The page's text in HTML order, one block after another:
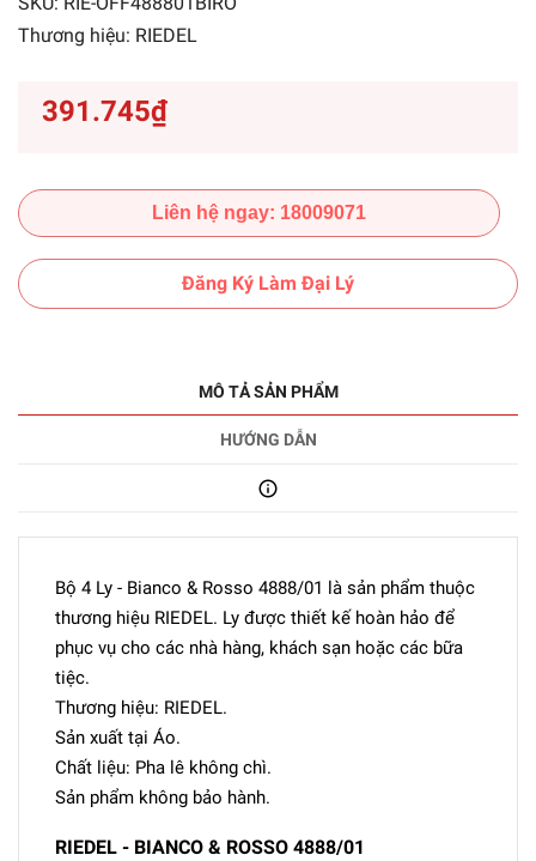
Thương hiệu: RIEDEL
391.745₫
Liên hệ ngay: 18009071
Đăng Ký Làm Đại Lý
MÔ TẢ SẢN PHẨM
HƯỚNG DẪN
Bộ 4 Ly - Bianco & Rosso 4888/01 là sản phẩm thuộc
thương hiệu RIEDEL. Ly được thiết kế hoàn hảo để
phục vụ cho các nhà hàng, khách sạn hoặc các bữa
tiệc.
Thương hiệu: RIEDEL.
Sản xuất tại Áo.
Chất liệu: Pha lê không chì.
Sản phẩm không bảo hành.
RIEDEL - BIANCO & ROSSO 4888/01